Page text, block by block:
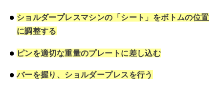
ショルダープレスマシンの「シート」をボトムの位置
に調整する
ピンを適切な重量のプレートに差し込む
バーを握り、ショルダープレスを行う